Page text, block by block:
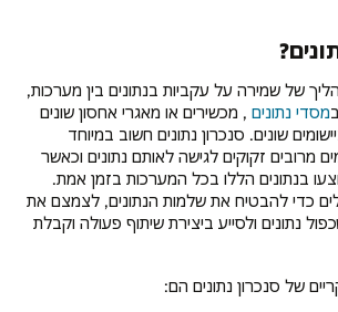
של שמירה על עקביות בנתונים בין מערכות,
מסדי נתונים , מכשירים או מאגרי אחסון שונים
שונים. סנכרון נתונים חשוב במיוחד
מרובים זקוקים לגישה לאותם נתונים וכאשר
בנתונים הללו בכל המערכות בזמן אמת.
כדי להבטיח את שלמות הנתונים, לצמצם את
נתונים ולסייע ביצירת שיתוף פעולה וקבלת
של סנכרון נתונים הם: